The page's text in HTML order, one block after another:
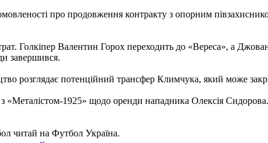
про продовження контракту з опорним
Голкіпер Валентин Горох переходить до «Вереса», а
завершився.
розглядає потенційний трансфер Климчука, який може
«Металістом-1925» щодо оренди нападника Олексія
читай на Футбол Україна.